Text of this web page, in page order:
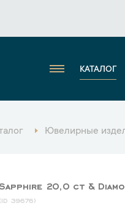
КАТАЛОГ
Ювелирные
20,0 ct &
39676